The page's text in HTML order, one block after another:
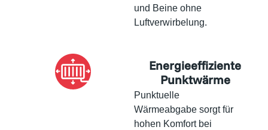
und Beine ohne
Luftverwirbelung.
Energieeffiziente
Punktwärme
Punktuelle
Wärmeabgabe sorgt für
hohen Komfort bei